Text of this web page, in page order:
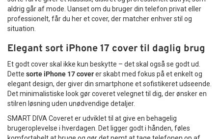
aldrig går af mode. Uanset om du bruger din telefon privat eller
professionelt, får du her et cover, der matcher enhver stil og
situation.
Elegant sort iPhone 17 cover til daglig brug
Et godt cover skal ikke kun beskytte – det skal også se godt ud.
Dette sorte iPhone 17 coverer skabt med fokus på et enkelt og
elegant design, der giver din smartphone et sofistikeret udseende.
Det minimalistiske look gør coveret velegnet til dig, der ønsker en
stilren løsning uden unødvendige detaljer.
SMART DIVA Coveret er udviklet til at give en behagelig
brugeroplevelse i hverdagen. Det ligger godt i hånden, føles